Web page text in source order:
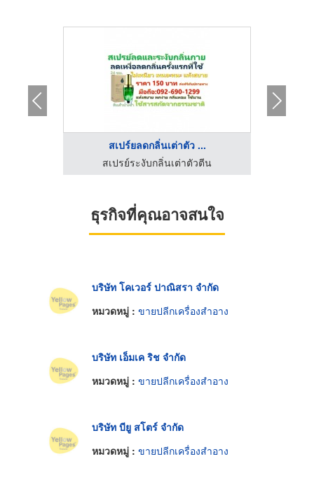
สเปร์ยลดกลิ่นเต่าตัว ...
สเปรย์ระงับกลิ่นเต่าตัวตีน
ธุรกิจที่คุณอาจสนใจ
บริษัท โคเวอร์ ปาณิสรา จำกัด
หมวดหมู่ : ขายปลีกเครื่องสำอาง
บริษัท เอ็มเค ริช จำกัด
หมวดหมู่ : ขายปลีกเครื่องสำอาง
บริษัท บียู สโตร์ จำกัด
หมวดหมู่ : ขายปลีกเครื่องสำอาง